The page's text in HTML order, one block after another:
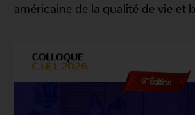
américaine de la qualité de vie et